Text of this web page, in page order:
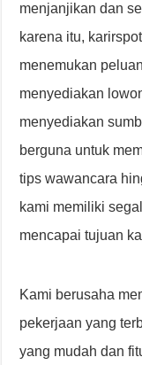
menjanjikan dan
karena itu,
menemukan
menyediakan
menyediakan
berguna untuk
tips wawancara
kami memiliki
mencapai tujuan
Kami berusaha
pekerjaan yang
yang mudah dan